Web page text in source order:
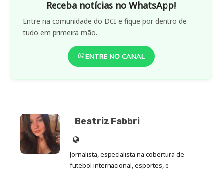
Receba notícias no WhatsApp!
Entre na comunidade do DCI e fique por dentro de
tudo em primeira mão.
ENTRE NO CANAL
Beatriz Fabbri
Site
de
Beatriz
Jornalista, especialista na cobertura de
futebol internacional, esportes, e